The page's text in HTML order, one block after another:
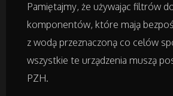
Dla Dzieci
Pamiętajmy, że używając filtrów
komponentów, które mają
z wodą przeznaczoną co celów
wszystkie te urządzenia muszą
PZH.